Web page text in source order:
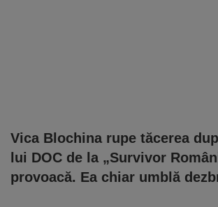
Vica Blochina rupe tăcerea
lui DOC de la „Survivor
provoacă. Ea chiar umblă